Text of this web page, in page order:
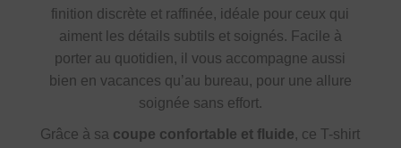
finition discrète et raffinée, idéale pour ceux qui
aiment les détails subtils et soignés. Facile à
porter au quotidien, il vous accompagne aussi
bien en vacances qu’au bureau, pour une allure
soignée sans effort.
Grâce à sa coupe confortable et fluide, ce T-shirt